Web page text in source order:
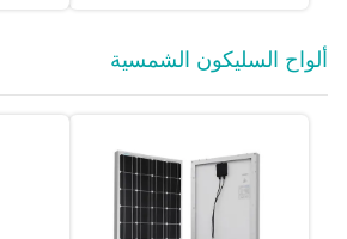
ألواح السليكون الشمسية